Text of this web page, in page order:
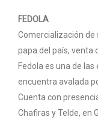
FEDOLA
Comercialización de
papa del país, venta
Fedola es una de
encuentra avalada
Cuenta con
Chafiras y Telde, en